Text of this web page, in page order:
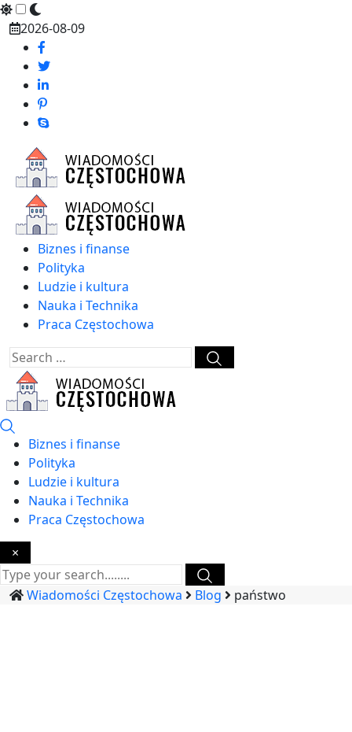
Skip
content
2026-08-09
Biznes i finanse
Polityka
Ludzie i kultura
Nauka i Technika
Praca Częstochowa
Biznes i finanse
Polityka
Ludzie i kultura
Nauka i Technika
Praca Częstochowa
×
Wiadomości Częstochowa Blog państwo